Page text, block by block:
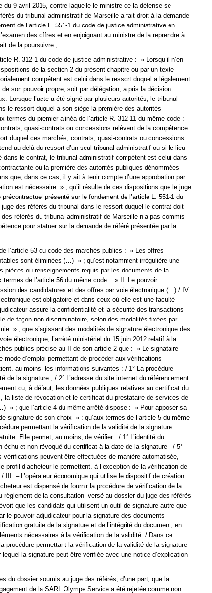
du 9 avril 2015, contre laquelle le ministre de la défense se
du tribunal administratif de Marseille a fait droit à la demande
de l’article L. 551-1 du code de justice administrative en
des offres et en enjoignant au ministre de la reprendre à
de la poursuivre ;
R. 312-1 du code de justice administrative : » Lorsqu’il n’en
de la section 2 du présent chapitre ou par un texte
compétent est celui dans le ressort duquel a légalement
son pouvoir propre, soit par délégation, a pris la décision
Lorsque l’acte a été signé par plusieurs autorités, le tribunal
le ressort duquel a son siège la première des autorités
termes du premier alinéa de l’article R. 312-11 du même code :
quasi-contrats ou concessions relèvent de la compétence
duquel ces marchés, contrats, quasi-contrats ou concessions
au-delà du ressort d’un seul tribunal administratif ou si le lieu
dans le contrat, le tribunal administratif compétent est celui dans
ou la première des autorités publiques dénommées
que, dans ce cas, il y ait à tenir compte d’une approbation par
est nécessaire » ; qu’il résulte de ces dispositions que le juge
présenté sur le fondement de l’article L. 551-1 du
des référés du tribunal dans le ressort duquel le contrat doit
référés du tribunal administratif de Marseille n’a pas commis
pour statuer sur la demande de référé présentée par la
l’article 53 du code des marchés publics : » Les offres
sont éliminées (…) » ; qu’est notamment irrégulière une
pièces ou renseignements requis par les documents de la
termes de l’article 56 du même code : » II. Le pouvoir
des candidatures et des offres par voie électronique (…) / IV.
est obligatoire et dans ceux où elle est une faculté
assure la confidentialité et la sécurité des transactions
de façon non discriminatoire, selon des modalités fixées par
» ; que s’agissant des modalités de signature électronique des
électronique, l’arrêté ministériel du 15 juin 2012 relatif à la
publics précise au II de son article 2 que : » Le signataire
d’emploi permettant de procéder aux vérifications
au moins, les informations suivantes : / 1° La procédure
de la signature ; / 2° L’adresse du site internet du référencement
ou, à défaut, les données publiques relatives au certificat du
la liste de révocation et le certificat du prestataire de services de
» ; que l’article 4 du même arrêté dispose : » Pour apposer sa
signature de son choix » ; qu’aux termes de l’article 5 du même
permettant la vérification de la validité de la signature
Elle permet, au moins, de vérifier : / 1° L’identité du
et non révoqué du certificat à la date de la signature ; / 5°
vérifications peuvent être effectuées de manière automatisée,
profil d’acheteur le permettent, à l’exception de la vérification de
/ III. – L’opérateur économique qui utilise le dispositif de création
est dispensé de fournir la procédure de vérification de la
règlement de la consultation, versé au dossier du juge des référés
que les candidats qui utilisent un outil de signature autre que
le pouvoir adjudicateur pour la signature des documents
gratuite de la signature et de l’intégrité du document, en
nécessaires à la vérification de la validité. / Dans ce
procédure permettant la vérification de la validité de la signature
la signature peut être vérifiée avec une notice d’explication
du dossier soumis au juge des référés, d’une part, que la
de la SARL Olympe Service a été rejetée comme non